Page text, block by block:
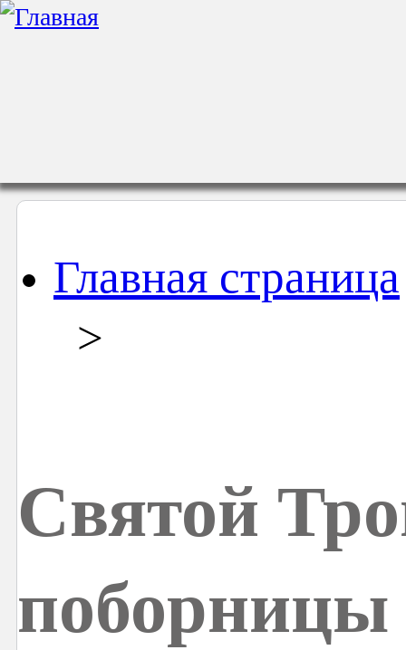
Главная страница
>
Святой
поборницы